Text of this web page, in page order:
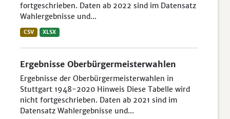
fortgeschrieben. Daten ab 2022 sind im Datensatz
Wahlergebnisse und...
CSV XLSX
Ergebnisse Oberbürgermeisterwahlen
Ergebnisse der Oberbürgermeisterwahlen in
Stuttgart 1948-2020 Hinweis Diese Tabelle wird
nicht fortgeschrieben. Daten ab 2021 sind im
Datensatz Wahlergebnisse und...